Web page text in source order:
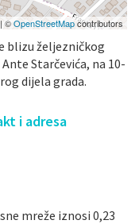
| ©OpenStreetMapcontributors
blizu željezničkog
Starčevića, na 10-
dijela grada.
i adresa
mreže iznosi 0,23